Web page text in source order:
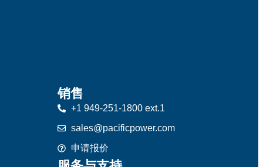
销售
+1 949-251-1800 ext.1
sales@pacificpower.com
申请报价